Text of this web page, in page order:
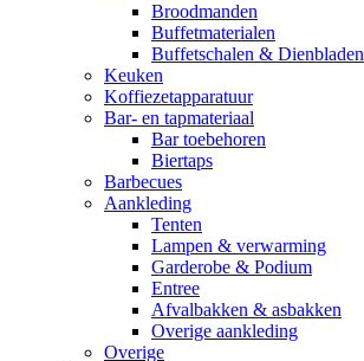
Broodmanden
Buffetmaterialen
Buffetschalen & Dienbladen
Keuken
Koffiezetapparatuur
Bar- en tapmateriaal
Bar toebehoren
Biertaps
Barbecues
Aankleding
Tenten
Lampen & verwarming
Garderobe & Podium
Entree
Afvalbakken & asbakken
Overige aankleding
Overige